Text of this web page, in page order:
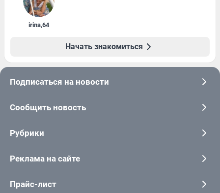
irina,64
Начать знакомиться
Подписаться на новости
Сообщить новость
Рубрики
Реклама на сайте
Прайс-лист